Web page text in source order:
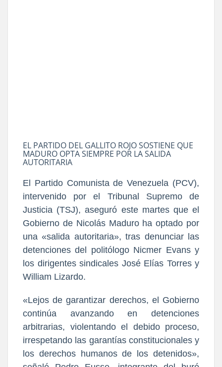
EL PARTIDO DEL GALLITO ROJO SOSTIENE QUE
MADURO OPTA SIEMPRE POR LA SALIDA
AUTORITARIA
El Partido Comunista de Venezuela (PCV),
intervenido por el Tribunal Supremo de
Justicia (TSJ), aseguró este martes que el
Gobierno de Nicolás Maduro ha optado por
una «salida autoritaria», tras denunciar las
detenciones del politólogo Nicmer Evans y
los dirigentes sindicales José Elías Torres y
William Lizardo.
«Lejos de garantizar derechos, el Gobierno
continúa avanzando en detenciones
arbitrarias, violentando el debido proceso,
irrespetando las garantías constitucionales y
los derechos humanos de los detenidos»,